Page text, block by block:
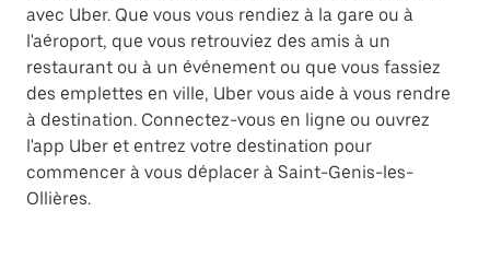
avec Uber. Que vous vous rendiez à la gare ou à
l'aéroport, que vous retrouviez des amis à un
restaurant ou à un événement ou que vous fassiez
des emplettes en ville, Uber vous aide à vous rendre
à destination. Connectez-vous en ligne ou ouvrez
l'app Uber et entrez votre destination pour
commencer à vous déplacer à Saint-Genis-les-
Ollières.